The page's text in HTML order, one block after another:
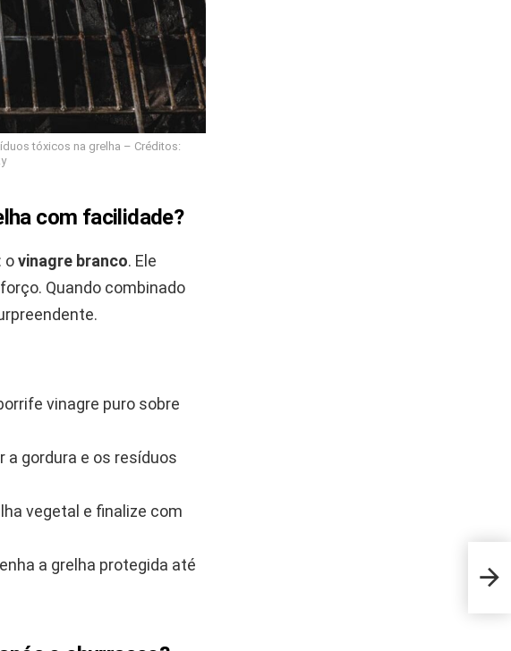
tóxicos na grelha – Créditos:
com facilidade?
ovinagre branco. Ele
Quando combinado
vinagre puro sobre
a gordura e os resíduos
vegetal e finalize com
a grelha protegida até
O